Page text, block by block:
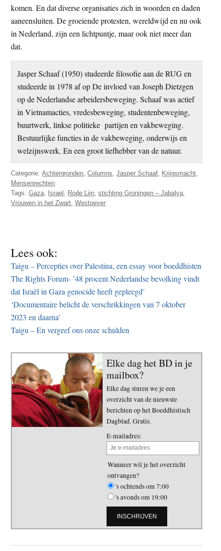
komen. En dat diverse organisaties zich in woorden en daden
aaneensluiten. De groeiende protesten, wereldwijd en nu ook
in Nederland, zijn een lichtpuntje, maar ook niet meer dan
dat.
Jasper Schaaf (1950) studeerde filosofie aan de RUG en
studeerde in 1978 af op De invloed van Joseph Dietzgen
op de Nederlandse arbeidersbeweging. Schaaf was actief
in Vietnamacties, vredesbeweging, studentenbeweging,
buurtwerk, linkse politieke partijen en vakbeweging.
Bestuurlijke functies in de vakbeweging, onderwijs en
welzijnswerk. En een groot liefhebber van de natuur.
Categorie:Achtergronden,Columns,Jasper Schaaf, Krijgsmacht,
Mensenrechten
Tags:Gaza, Israel , Rode Lijn,stichting Groningen – Jabalya,
Vrouwen in het Zwart,Westoever
Lees ook:
Taigu – Percepties over Palestina, een essay voor boeddhisten
The Rights Forum- ’48 procent Nederlandse bevolking vindt
dat Israël in Gaza genocide heeft gepleegd’
‘Documentaire belicht de verschrikkingen van 7 oktober
2023 en daarna’
Taigu – En vergeef ons onze schulden
Elke dag het BD in je
mailbox?
Elke dag sturen we je een
overzicht van de nieuwste
berichten op het Boeddhistisch
Dagblad. Gratis.
E-mailadres:
Wanneer wil je het overzicht
ontvangen?
's ochtends om 7:00
's avonds om 19:00